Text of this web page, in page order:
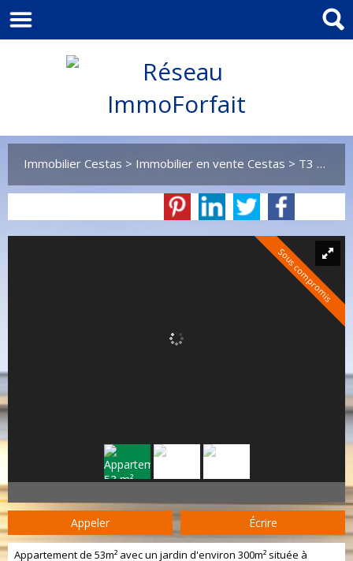
Immobilier Cestas > Immobilier en vente Cestas > T3 en vente Cestas
Sous compromis
Appeler Écrire
Appartement de 53m² avec un jardin d'environ 300m² située à